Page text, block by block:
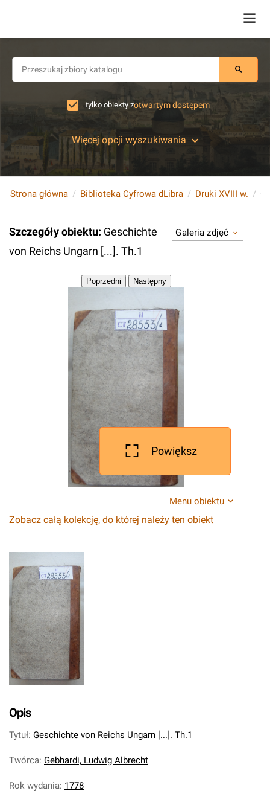
tylko obiekty zotwartym dostępem
Więcej opcji wyszukiwania
Strona główna Biblioteka Cyfrowa dLibra Druki XVIII w.
Szczegóły obiektu: Geschichte
von Reichs Ungarn [...]. Th.1
Galeria zdjęć
Powiększ
Menu obiektu
Zobacz całą kolekcję, do której należy ten obiekt
Opis
Tytuł: Geschichte von Reichs Ungarn [...]. Th.1
Twórca: Gebhardi, Ludwig Albrecht
Rok wydania: 1778